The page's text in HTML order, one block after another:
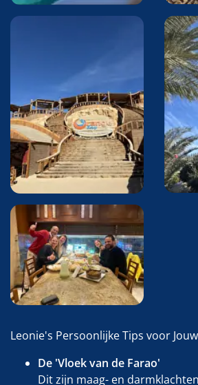
Leonie's Persoonlijke Tips voor
De 'Vloek van de Farao'
Dit zijn maag- en